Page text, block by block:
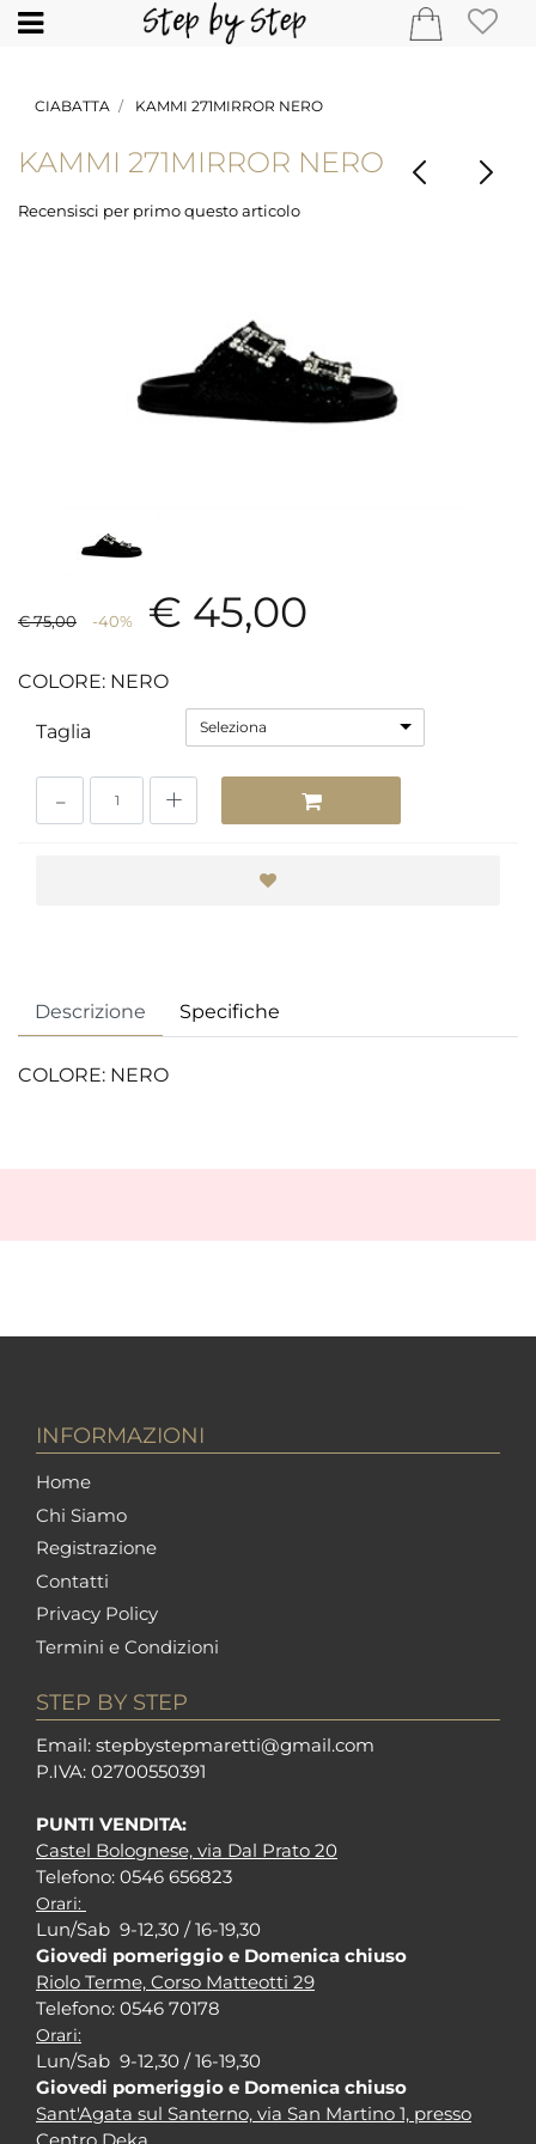
Open
CIABATTA KAMMI 271MIRROR NERO
KAMMI 271MIRROR NERO
Recensisci per primo questo articolo
€ 75,00 -40% € 45,00
COLORE: NERO
Taglia Seleziona
Descrizione Specifiche
COLORE: NERO
INFORMAZIONI
Home
Chi Siamo
Registrazione
Contatti
Privacy Policy
Termini e Condizioni
STEP BY STEP
Email: stepbystepmaretti@gmail.com
P.IVA: 02700550391
PUNTI VENDITA:
Castel Bolognese, via Dal Prato 20
Telefono: 0546 656823
Orari:
Lun/Sab 9-12,30 / 16-19,30
Giovedi pomeriggio e Domenica chiuso
Riolo Terme, Corso Matteotti 29
Telefono: 0546 70178
Orari:
Lun/Sab 9-12,30 / 16-19,30
Giovedi pomeriggio e Domenica chiuso
Sant'Agata sul Santerno, via San Martino 1, presso